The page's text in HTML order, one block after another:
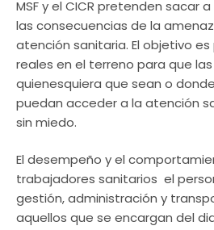
MSF y el CICR pretenden sacar
las consecuencias de la
atención sanitaria. El objetivo
reales en el terreno para que
quienesquiera que sean o
puedan acceder a la atención
sin miedo.
El desempeño y el
trabajadores sanitarios  el
gestión, administración y
aquellos que se encargan del